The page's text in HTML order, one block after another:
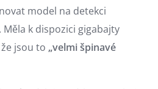
model na detekci
. Měla k dispozici gigabajty
jsou to „velmi špinavé